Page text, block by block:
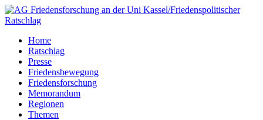
Home
Ratschlag
Presse
Friedensbewegung
Friedensforschung
Memorandum
Regionen
Themen